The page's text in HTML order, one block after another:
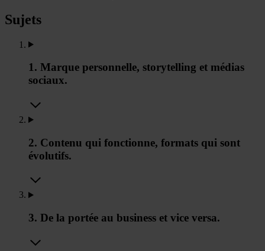
Sujets
1. Marque personnelle, storytelling et médias
sociaux.
2. Contenu qui fonctionne, formats qui sont
évolutifs.
3. De la portée au business et vice versa.